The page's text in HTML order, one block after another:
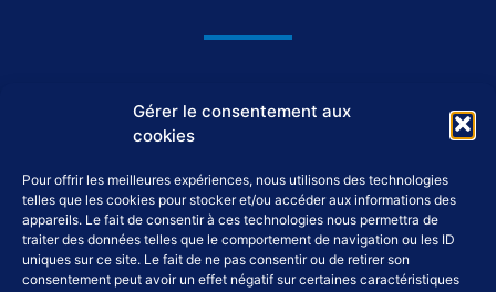
Gérer le consentement aux
cookies
Pour offrir les meilleures expériences, nous utilisons des technologies
telles que les cookies pour stocker et/ou accéder aux informations des
appareils. Le fait de consentir à ces technologies nous permettra de
traiter des données telles que le comportement de navigation ou les ID
uniques sur ce site. Le fait de ne pas consentir ou de retirer son
consentement peut avoir un effet négatif sur certaines caractéristiques
37550 Saint-Avertin
02 46 46 98 98
accueil@tap-patrimoine.fr